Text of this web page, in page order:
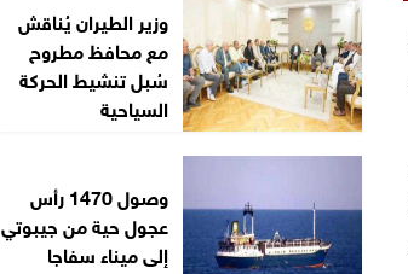
وزير الطيران يُناقش
مع محافظ مطروح
سُبل تنشيط الحركة
السياحية
وصول 1470 رأس
عجول حية من جيبوتي
إلى ميناء سفاجا